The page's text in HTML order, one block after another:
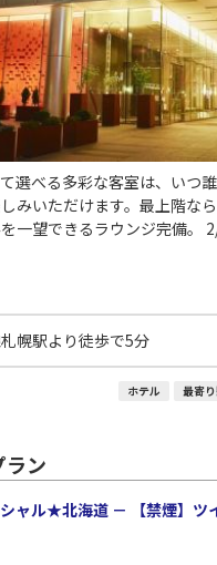
選べる多彩な客室は、いつ
みいただけます。最上階な
一望できるラウンジ完備。
幌駅より徒歩で5分
ホテル 最寄
ラン
ャル★北海道 － 【禁煙】ツ